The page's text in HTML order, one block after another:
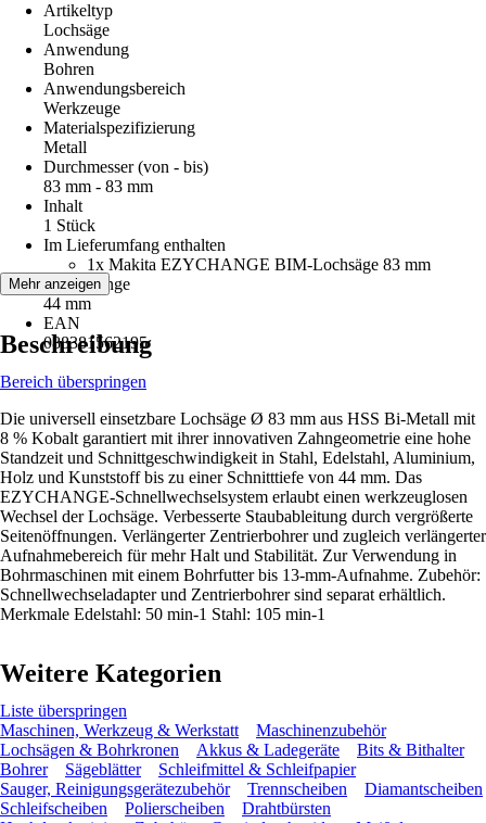
Artikeltyp
Lochsäge
Anwendung
Bohren
Anwendungsbereich
Werkzeuge
Materialspezifizierung
Metall
Durchmesser (von - bis)
83 mm - 83 mm
Inhalt
1 Stück
Im Lieferumfang enthalten
1x Makita EZYCHANGE BIM-Lochsäge 83 mm
Arbeitslänge
44 mm
EAN
088381562195
Mehr anzeigen
Beschreibung
Bereich überspringen
Die universell einsetzbare Lochsäge Ø 83 mm aus HSS Bi-Metall mit
8 % Kobalt garantiert mit ihrer innovativen Zahngeometrie eine hohe
Standzeit und Schnittgeschwindigkeit in Stahl, Edelstahl, Aluminium,
Holz und Kunststoff bis zu einer Schnitttiefe von 44 mm. Das
EZYCHANGE-Schnellwechselsystem erlaubt einen werkzeuglosen
Wechsel der Lochsäge. Verbesserte Staubableitung durch vergrößerte
Seitenöffnungen. Verlängerter Zentrierbohrer und zugleich verlängerter
Aufnahmebereich für mehr Halt und Stabilität. Zur Verwendung in
Bohrmaschinen mit einem Bohrfutter bis 13-mm-Aufnahme. Zubehör:
Schnellwechseladapter und Zentrierbohrer sind separat erhältlich.
Merkmale Edelstahl: 50 min-1 Stahl: 105 min-1
Weitere Kategorien
Liste überspringen
Maschinen, Werkzeug & Werkstatt
Maschinenzubehör
Lochsägen & Bohrkronen
Akkus & Ladegeräte
Bits & Bithalter
Bohrer
Sägeblätter
Schleifmittel & Schleifpapier
Sauger, Reinigungsgerätezubehör
Trennscheiben
Diamantscheiben
Schleifscheiben
Polierscheiben
Drahtbürsten